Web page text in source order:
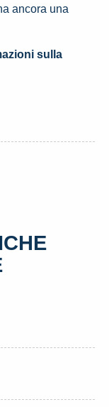
ancora una
sulla